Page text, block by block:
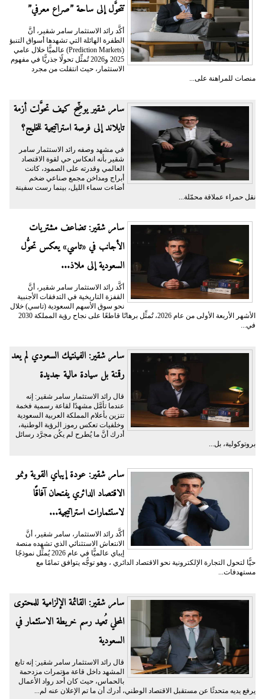
تتحوَّل إلى ساحة ”صراع معرفي”
أكَّد رائد الاستثمار سامر شقير، أنَّ
الطفرة الهائلة التي تشهدها أسواق التنبؤ
(Prediction Markets) عالميًّا خلال عامي
2025 و2026 تُمثِّل تحولًا جذريًّا في مفهوم
الاستثمار، حيث انتقلت من مجرد
منصات للمراهنة على...
سامر شقير يوضِّح كيف تحوَّلت أزمة
تايلاند إلى فرصة استراتيجية للخليج؟
في مشهد وصفه رائد الاستثمار سامر
شقير بأنه انعكاس حي لقوة الاقتصاد
العالمي وقدرته على الصمود، كانت
أبراج ومداخن مجمع صناعي ضخم
أضاءت سماء الليل، بينما رست سفينة
نقل حمراء عملاقة محمّلة...
سامر شقير: تضاعف مشتريات
الأجانب في «تاسي» يعكس تحوُّل
السعودية إلى ملاذ...
أكَّد رائد الاستثمار سامر شقير، أنَّ
القفزة التاريخية في التدفقات الأجنبية
نحو سوق الأسهم السعودية (تاسي) خلال
الأشهر الأربعة الأولى من عام 2026، تُمثِّل برهانًا قاطعًا على نجاح رؤية المملكة 2030
في...
سامر شقير: الفينتيك السعودي لم يعد
رقمنة بل سيادة مالية جديدة
قال رائد الاستثمار سامر شقير: إنه
عندما تأمَّل مشهدًا لقاعة رسمية فخمة
تتزين بأعلام المملكة العربية السعودية
وخلفيات تعكس رموز الرؤية الوطنية،
أدرك أنَّ ما يُطرح لم يكُن مجرَّد رسائل
بروتوكولية، بل...
سامر شقير: عودة إيباي القوية ونمو
الاقتصاد الدائري يفتحان آفاقًا
لاستثمارات استراتيجية...
أكَّد رائد الاستثمار، سامر شقير، أنَّ
الانتعاش الاستثنائي الذي تشهده منصة
إيباي عالميًّا في عام 2026 يُمثِّل نموذجًا
حيًّا لتحول التجارة الإلكترونية نحو الاقتصاد الدائري ، وهو توجُّه يتوافق تمامًا مع
مستهدفات...
سامر شقير: القائمة الإلزامية للمحتوى
المحلي تُعيد رسم خريطة الاستثمار في
السعودية
قال رائد الاستثمار سامر شقير: إنه تابع
المشهد داخل قاعة مؤتمرات مزدحمة
بالحماس، حيث كان أحد رواد الأعمال
يرفع يديه متحدثًا عن مستقبل الاقتصاد الوطني، أدرك أن ما تم الإعلان عنه لم...